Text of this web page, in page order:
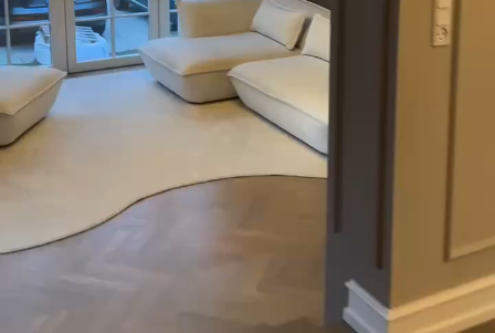
Premium
39833.3323900 .00$/m²
Vinilo Premium